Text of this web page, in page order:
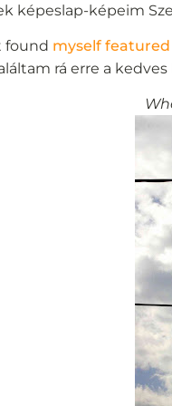
képeslap-képeim
found myself
rá erre a kedves